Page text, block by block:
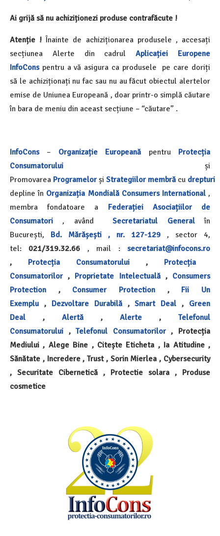
Ai grijă să nu achiziționezi produse contrafăcute !
Atenție ! Înainte de achiziționarea produsele , accesați
secțiunea Alerte din cadrulAplicației Europene
InfoConspentru a vă asigura ca produsele pe care doriți
să le achiziționați nu fac sau nu au făcut obiectul alertelor
emise de Uniunea Europeană , doar printr-o simplă căutare
în bara de meniu din aceast secțiune – “căutare” .
InfoCons– Organizație Europeană pentru Protecția
Consumatorului și
Promovarea Programelor și Strategiilor membră cu drepturi
depline în Organizația Mondială Consumers International,
membra fondatoare a Federației Asociațiilor de
Consumatori , avândSecretariatul Generalîn
București, Bd. Mărășești , nr. 127-129 , sector 4,
tel: 021/319.32.66 , mail :secretariat@infocons.ro
, Protecția Consumatorului ,
Protecția
Consumatorilor , Proprietate Intelectuală , Consumers
Protection
, Consumer Protection , Fii Un
Exemplu , Dezvoltare Durabilă , Smart Deal , Green
Deal , Alertă , Alerte , Telefonul
Consumatorului , Telefonul Consumatorilor , Protecția
Mediului , Alege Bine , Citește Eticheta , Ia Atitudine ,
Sănătate , Incredere , Trust , Sorin Mierlea , Cybersecurity
, Securitate Cibernetică , Protectie solara , Produse
cosmetice